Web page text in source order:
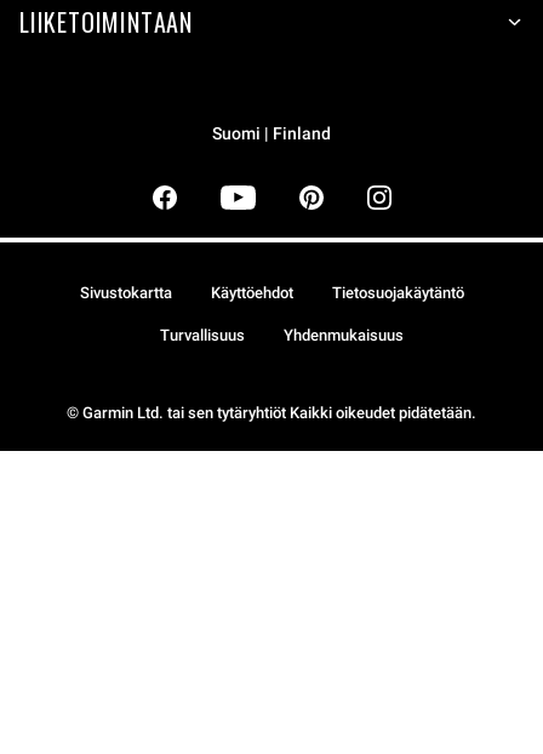
LIIKETOIMINTAAN
Suomi | Finland
© Garmin Ltd. tai sen tytäryhtiöt Kaikki oikeudet pidätetään.
Sivustokartta Käyttöehdot Tietosuojakäytäntö
Turvallisuus Yhdenmukaisuus